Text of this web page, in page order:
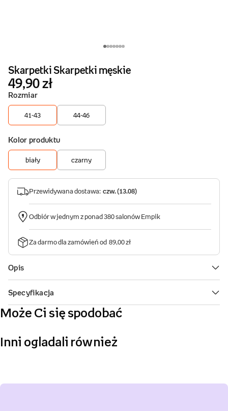
Może Ci się spodobać
Inni ogladali również